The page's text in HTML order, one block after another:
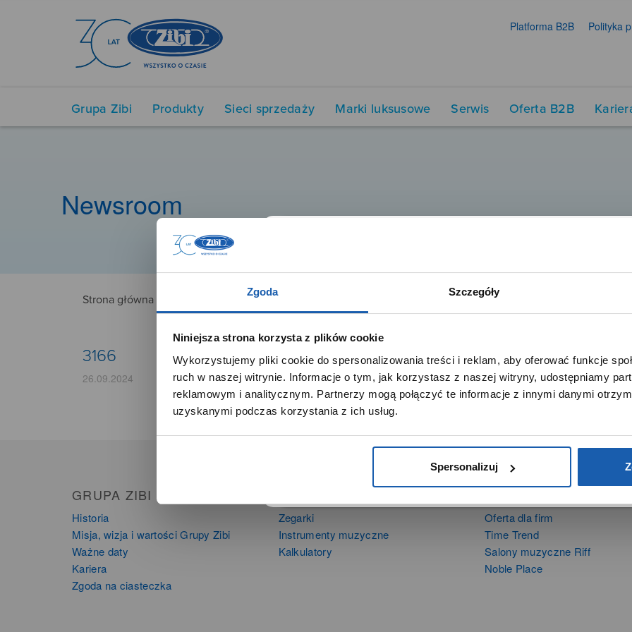
Zgoda Szczegóły
Niniejsza strona korzysta z plików cookie
Wykorzystujemy pliki cookie do spersonalizowania treści i reklam, aby oferować funkcje
ruch w naszej witrynie. Informacje o tym, jak korzystasz z naszej witryny, udostępniamy
reklamowym i analitycznym. Partnerzy mogą połączyć te informacje z innymi danymi
uzyskanymi podczas korzystania z ich usług.
Spersonalizuj
Platforma B2B Polityka
Grupa Zibi Produkty Sieci sprzedaży Marki luksusowe Serwis Oferta B2B
Newsroom
Strona główna
3166
26.09.2024
GRUPA ZIBI
Historia
Misja, wizja i wartości Grupy Zibi
Ważne daty
Kariera
Zgoda na ciasteczka
Zegarki
Instrumenty muzyczne
Kalkulatory
Oferta dla firm
Time Trend
Salony muzyczne Riff
Noble Place
SZANOWNA UŻYTKOWNICZKO
Używamy plików cookie w celach analitycznych, statystycznych
marketingowych, w tym aby analizować ruch w tej witrynie,
optymalizować jej działanie oraz zapamiętywać Twoje preferencje.
DOWIEDZ SIĘ WIĘCEJ PRZEJDŹ DO SERWISU